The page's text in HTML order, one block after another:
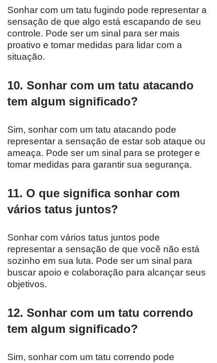
Sonhar com um tatu fugindo pode representar a
sensação de que algo está escapando de seu
controle. Pode ser um sinal para ser mais
proativo e tomar medidas para lidar com a
situação.
10. Sonhar com um tatu atacando
tem algum significado?
Sim, sonhar com um tatu atacando pode
representar a sensação de estar sob ataque ou
ameaça. Pode ser um sinal para se proteger e
tomar medidas para garantir sua segurança.
11. O que significa sonhar com
vários tatus juntos?
Sonhar com vários tatus juntos pode
representar a sensação de que você não está
sozinho em sua luta. Pode ser um sinal para
buscar apoio e colaboração para alcançar seus
objetivos.
12. Sonhar com um tatu correndo
tem algum significado?
Sim, sonhar com um tatu correndo pode